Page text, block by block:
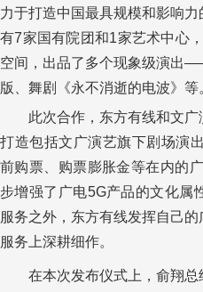
力于打造中国最具规模和影响
有7家国有院团和1家艺术中心
空间，出品了多个现象级演出
版、舞剧《永不消逝的电波》等
此次合作，东方有线和文
打造包括文广演艺旗下剧场演
前购票、购票膨胀金等在内的
步增强了广电5G产品的文化属
服务之外，东方有线发挥自己
服务上深耕细作。
在本次发布仪式上，俞翔